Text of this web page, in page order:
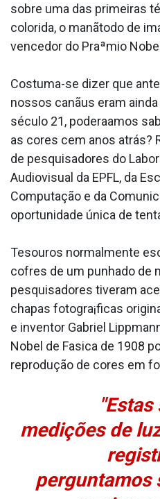
sobre uma das primeiras
colorida, o manãtodo de
vencedor do Praªmio
Costuma-se dizer que
nossos canãus eram
século 21, podera­amos
as cores cem anos atrás?
de pesquisadores do
Audiovisual da EPFL, da
Computação e da
oportunidade única de
Tesouros normalmente
cofres de um punhado de
pesquisadores tiveram
chapas fotogra¡ficas
e inventor Gabriel
Nobel de Fa­sica de 1908
reprodução de cores em
medições de
perguntamos